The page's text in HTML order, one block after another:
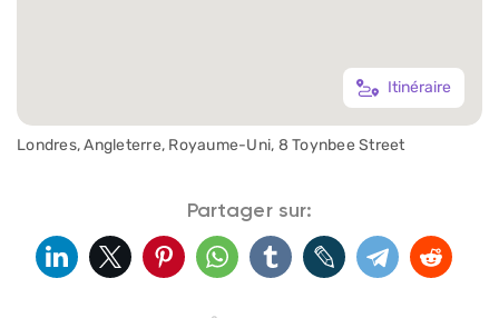
Itinéraire
Londres, Angleterre, Royaume-Uni, 8 Toynbee Street
Partager sur: